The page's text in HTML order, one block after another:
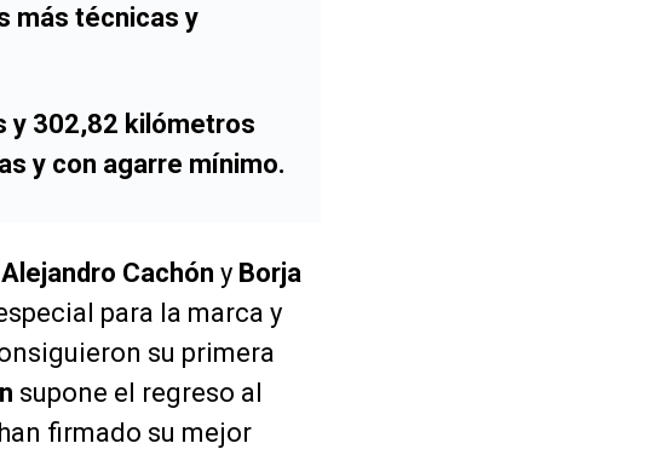
más técnicas y
y 302,82 kilómetros
y con agarre mínimo.
Alejandro Cachón y Borja
para la marca y
su primera
supone el regreso al
firmado su mejor